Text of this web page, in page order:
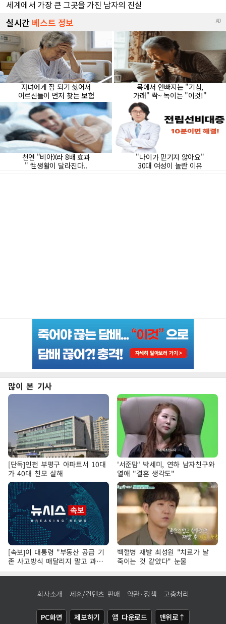
많이 본 기사
[단독]인천 부평구 아파트서 10대
가 40대 친모 살해
'서준맘' 박세미, 연하 남자친구와
열애 "결혼 생각도"
[속보]이 대통령 "부동산 공급 기
존 사고방식 매달리지 말고 과감
히 실천"
백혈병 재발 최성원 "치료가 날
죽이는 것 같았다" 눈물
회사소개 제휴/컨텐츠 판매 약관·정책 고충처리
PC화면 제보하기 앱 다운로드 맨위로↑